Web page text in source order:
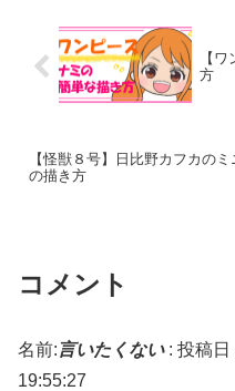
【
方
【怪獣８号】日比野カフカのミ
の描き方
コメント
名前: 言いたくない: 投稿日
19:55:27